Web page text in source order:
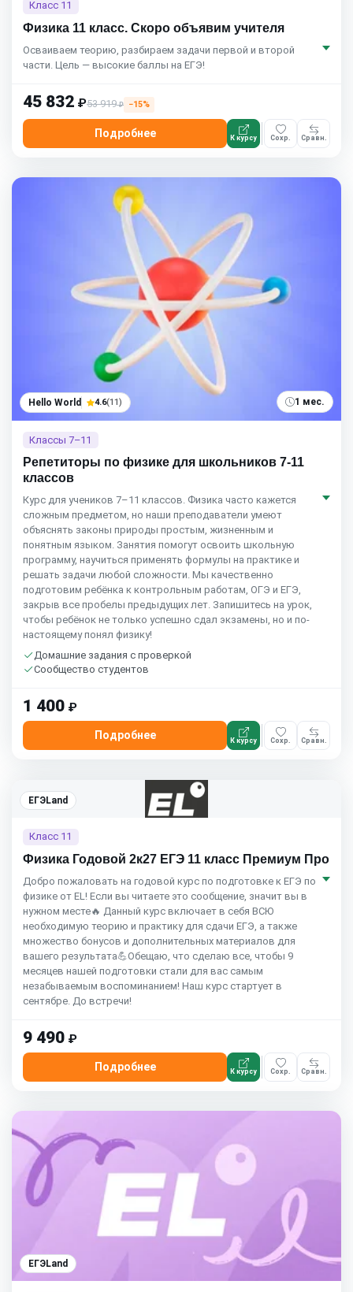
Класс 11
Физика 11 класс. Скоро объявим учителя
Осваиваем теорию, разбираем задачи первой и второй
части. Цель — высокие баллы на ЕГЭ!
45 832 ₽53 919₽ −15%
Подробнее К курсу Сохр. Сравн.
Hello World 4.6(11) 1 мес.
Классы 7–11
Репетиторы по физике для школьников 7-11
классов
Курс для учеников 7–11 классов. Физика часто кажется
сложным предметом, но наши преподаватели умеют
объяснять законы природы простым, жизненным и
понятным языком. Занятия помогут освоить школьную
программу, научиться применять формулы на практике и
решать задачи любой сложности. Мы качественно
подготовим ребёнка к контрольным работам, ОГЭ и ЕГЭ,
закрыв все пробелы предыдущих лет. Запишитесь на урок,
чтобы ребёнок не только успешно сдал экзамены, но и по-
настоящему понял физику!
Домашние задания с проверкой
Сообщество студентов
1 400 ₽
Подробнее К курсу Сохр. Сравн.
ЕГЭLand
Класс 11
Физика Годовой 2к27 ЕГЭ 11 класс Премиум Про
Добро пожаловать на годовой курс по подготовке к ЕГЭ по
физике от EL! Если вы читаете это сообщение, значит вы в
нужном месте🔥 Данный курс включает в себя ВСЮ
необходимую теорию и практику для сдачи ЕГЭ, а также
множество бонусов и дополнительных материалов для
вашего результата💪Обещаю, что сделаю все, чтобы 9
месяцев нашей подготовки стали для вас самым
незабываемым воспоминанием! Наш курс стартует в
сентябре. До встречи!
9 490 ₽
Подробнее К курсу Сохр. Сравн.
ЕГЭLand